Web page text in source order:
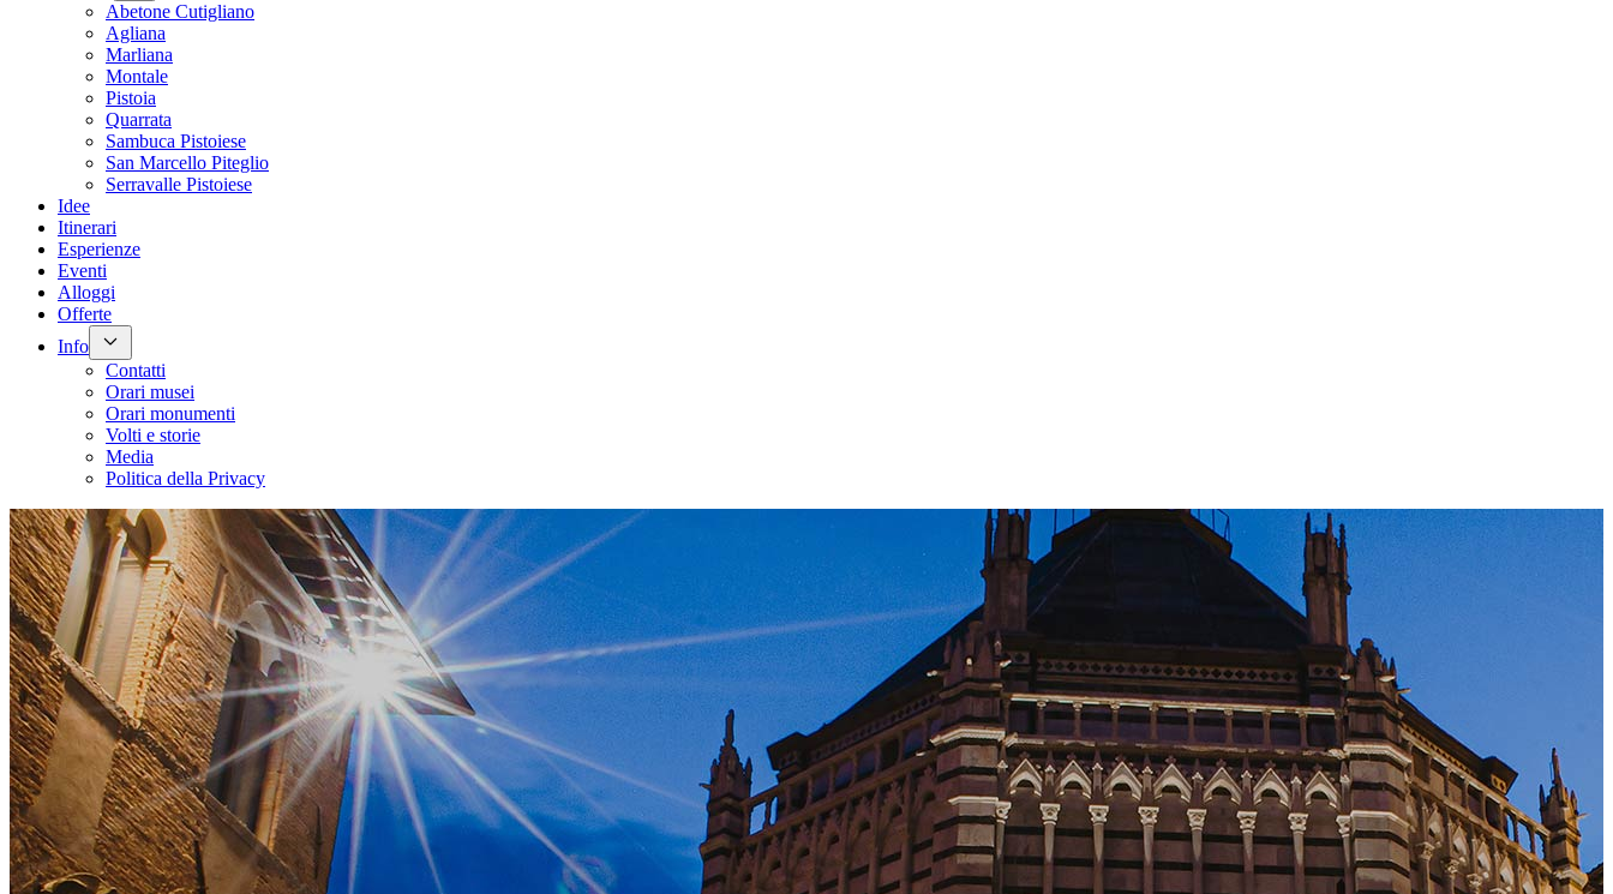
Abetone Cutigliano
Agliana
Marliana
Montale
Pistoia
Quarrata
Sambuca Pistoiese
San Marcello Piteglio
Serravalle Pistoiese
Idee
Itinerari
Esperienze
Eventi
Alloggi
Offerte
Info
Contatti
Orari musei
Orari monumenti
Volti e storie
Media
Politica della Privacy